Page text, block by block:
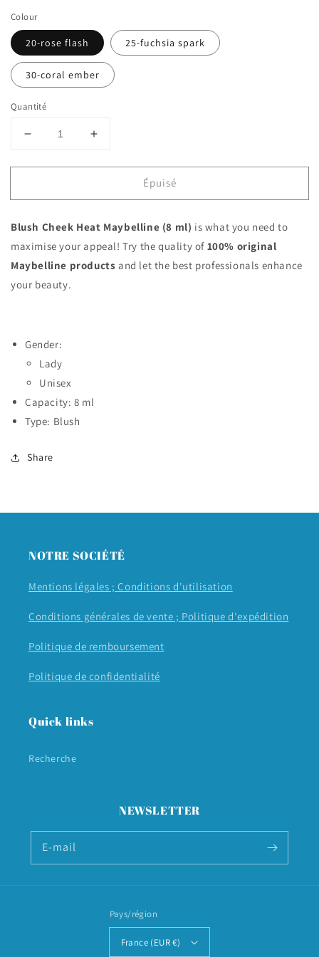
Colour
20-rose flash 25-fuchsia spark
30-coral ember
Quantité
Réduire
quantité
Blush
Heat
Maybelline
(8
ml)
Augmenter
quantité
Blush
Heat
Maybelline
ml)
Épuisé
Blush Cheek Heat Maybelline (8 ml) is what you need to
maximise your appeal! Try the quality of 100% original
Maybelline products and let the best professionals enhance
your beauty.
Gender:
Lady
Unisex
Capacity: 8 ml
Type: Blush
Share
NOTRE SOCIÉTÉ
Mentions légales ;Conditions d'utilisation
Conditions générales de vente ; Politique d'expédition
Politique de remboursement
Politique de confidentialité
Quick links
Recherche
NEWSLETTER
E-mail
Pays/région
France (EUR €)